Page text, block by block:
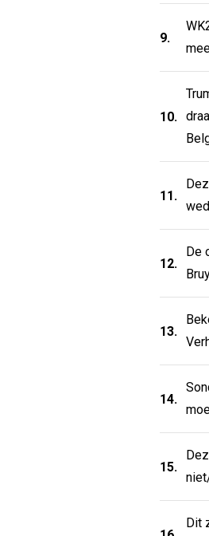
9.
10.
11.
12.
De
13.
14.
15.
Dit